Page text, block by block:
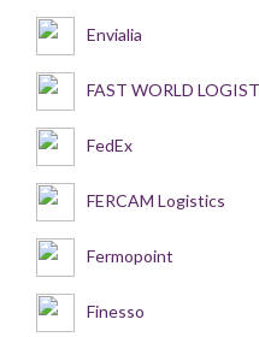
Envialia
FAST WORLD
FedEx
FERCAM Logistics
Fermopoint
Finesso